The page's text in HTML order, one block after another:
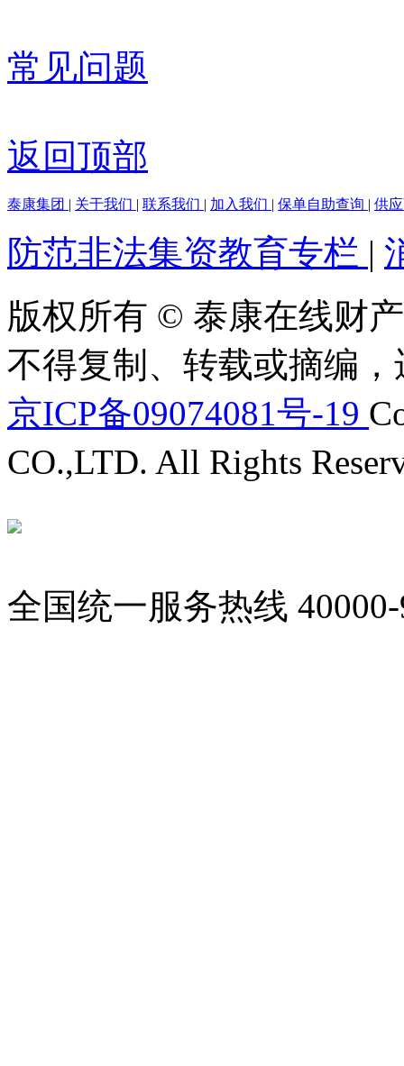
常见问题
返回顶部
泰康集团 | 关于我们 | 联系我们 | 加入我们 | 保单自助查询 | 供
防范非法集资教育专栏 |
版权所有 © 泰康在线财
不得复制、转载或摘编
京ICP备09074081号-19
CO.,LTD. All Rights
全国统一服务热线